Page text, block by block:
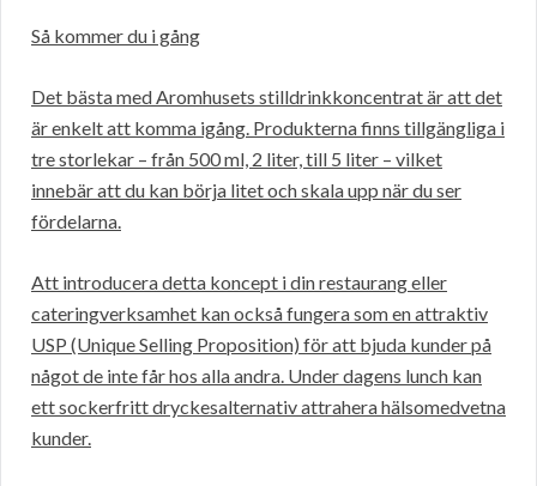
Så kommer du i gång
Det bästa med Aromhusets stilldrinkkoncentrat är att det
är enkelt att komma igång. Produkterna finns tillgängliga i
tre storlekar – från 500 ml, 2 liter, till 5 liter – vilket
innebär att du kan börja litet och skala upp när du ser
fördelarna.
Att introducera detta koncept i din restaurang eller
cateringverksamhet kan också fungera som en attraktiv
USP (Unique Selling Proposition) för att bjuda kunder på
något de inte får hos alla andra. Under dagens lunch kan
ett sockerfritt dryckesalternativ attrahera hälsomedvetna
kunder.